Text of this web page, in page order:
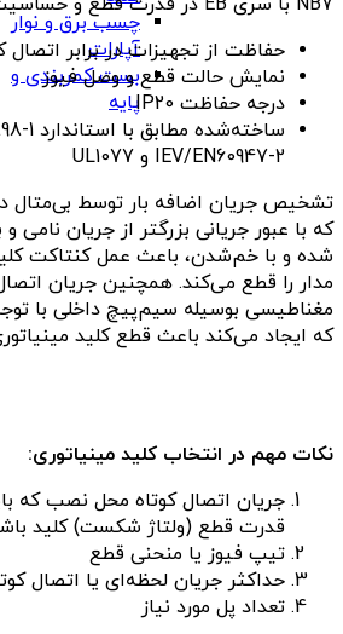
چسب برق و نوار
آپارات
بست کمربندی و
پایه
حفاظت از تجهیزات در برابر اتصال
نمایش حالت قطع و وصل فیوز
درجه‌ حفاظت IP20
IEV/EN60947-2 و UL1077
تشخیص جریان اضافه بار توسط بی‌متال
که با عبور جریانی بزرگتر از جریان
شده و با خم‌شدن، باعث عمل کنتاکت
مدار را قطع می‌کند. همچنین جریان
مغناطیسی بوسیله سیم‌پیچ داخلی با
که ایجاد می‌کند باعث قطع کلید
نکات مهم در انتخاب کلید مینیاتوری:
جریان اتصال کوتاه محل نصب که
قدرت قطع (ولتاژ شکست) کلید
تیپ فیوز یا منحنی قطع
حداکثر جریان لحظه‌ای یا اتصال
تعداد پل مورد نیاز